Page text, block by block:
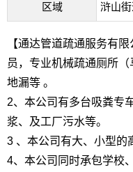
区域 浒山
【通达管道疏通服务有
员，专业机械疏通厕所（
地漏等 。
2、本公司有多台吸粪专
浆、及工厂污水等。
3 、本公司有大、小型的
4、本公司同时承包学校